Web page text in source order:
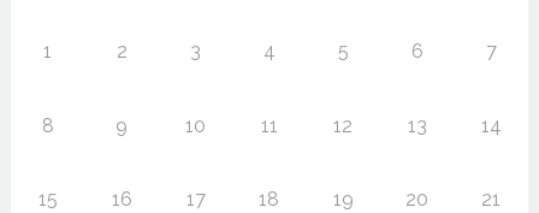
1 2 3 4 5 6 7
8 9 10 11 12 13 14
15 16 17 18 19 20 21